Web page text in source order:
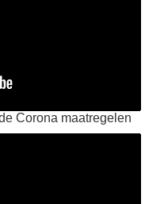
Corona maatregelen